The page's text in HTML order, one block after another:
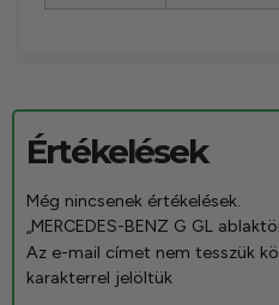
Értékelések
Még nincsenek értékelések.
„MERCEDES-BENZ G GL
Az e-mail címet nem tesszük
karakterrel jelöltük